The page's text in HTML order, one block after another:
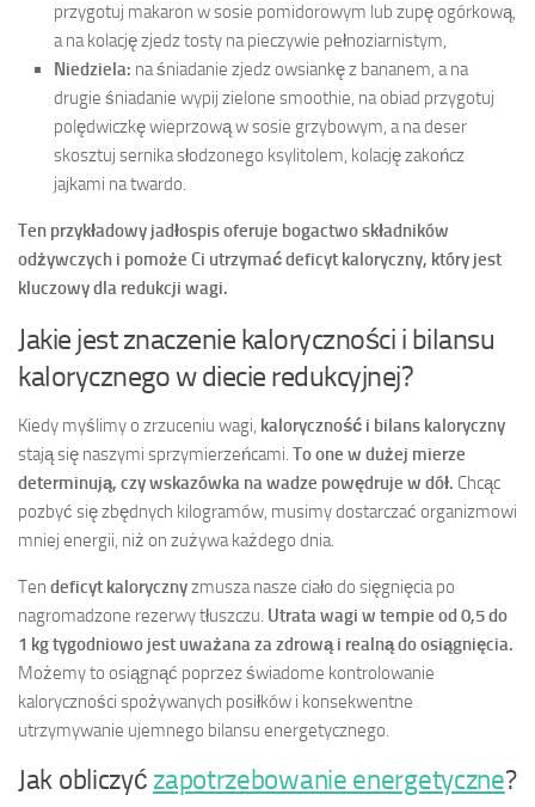
przygotuj makaron w sosie pomidorowym lub zupę ogórkową,
a na kolację zjedz tosty na pieczywie pełnoziarnistym,
Niedziela: na śniadanie zjedz owsiankę z bananem, a na
drugie śniadanie wypij zielone smoothie, na obiad przygotuj
polędwiczkę wieprzową w sosie grzybowym, a na deser
skosztuj sernika słodzonego ksylitolem, kolację zakończ
jajkami na twardo.
Ten przykładowy jadłospis oferuje bogactwo składników
odżywczych i pomoże Ci utrzymać deficyt kaloryczny, który jest
kluczowy dla redukcji wagi.
Jakie jest znaczenie kaloryczności i bilansu
kalorycznego w diecie redukcyjnej?
Kiedy myślimy o zrzuceniu wagi, kaloryczność i bilans kaloryczny
stają się naszymi sprzymierzeńcami. To one w dużej mierze
determinują, czy wskazówka na wadze powędruje w dół. Chcąc
pozbyć się zbędnych kilogramów, musimy dostarczać organizmowi
mniej energii, niż on zużywa każdego dnia.
Ten deficyt kalorycznyzmusza nasze ciało do sięgnięcia po
nagromadzone rezerwy tłuszczu. Utrata wagi w tempie od 0,5 do
1 kg tygodniowo jest uważana za zdrową i realną do osiągnięcia.
Możemy to osiągnąć poprzez świadome kontrolowanie
kaloryczności spożywanych posiłków i konsekwentne
utrzymywanie ujemnego bilansu energetycznego.
Jak obliczyć zapotrzebowanie energetyczne?